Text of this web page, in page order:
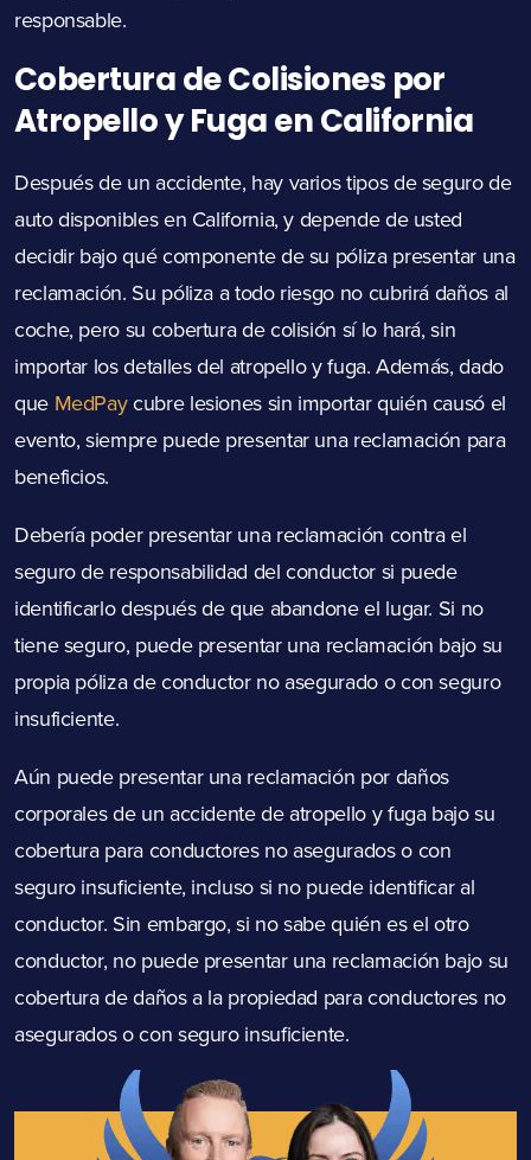
responsable.
Cobertura de Colisiones por
Atropello y Fuga en California
Después de un accidente, hay varios tipos de seguro de
auto disponibles en California, y depende de usted
decidir bajo qué componente de su póliza presentar una
reclamación. Su póliza a todo riesgo no cubrirá daños al
coche, pero su cobertura de colisión sí lo hará, sin
importar los detalles del atropello y fuga. Además, dado
que MedPaycubre lesiones sin importar quién causó el
evento, siempre puede presentar una reclamación para
beneficios.
Debería poder presentar una reclamación contra el
seguro de responsabilidad del conductor si puede
identificarlo después de que abandone el lugar. Si no
tiene seguro, puede presentar una reclamación bajo su
propia póliza de conductor no asegurado o con seguro
insuficiente.
Aún puede presentar una reclamación por daños
corporales de un accidente de atropello y fuga bajo su
cobertura para conductores no asegurados o con
seguro insuficiente, incluso si no puede identificar al
conductor. Sin embargo, si no sabe quién es el otro
conductor, no puede presentar una reclamación bajo su
cobertura de daños a la propiedad para conductores no
asegurados o con seguro insuficiente.